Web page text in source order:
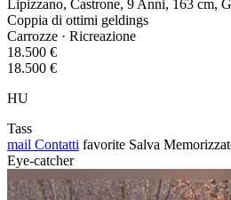
Lipizzano, Castrone, 9 Anni, 163 cm,
Coppia di ottimi geldings
Carrozze · Ricreazione
18.500 €
18.500 €
HU
Tass
mail Contatti favorite Salva
Eye-catcher